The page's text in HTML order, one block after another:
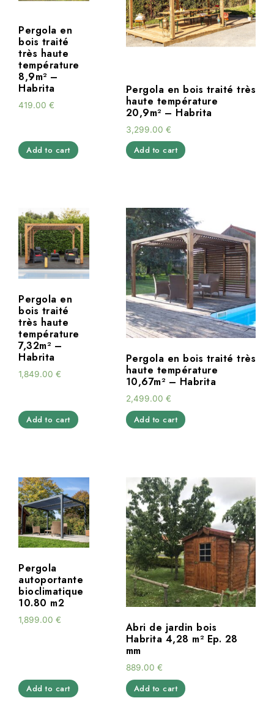
Pergola en
bois traité
très haute
température
8,9m² –
Habrita
419.00 €
Add to cart
Pergola en bois traité très
haute température
20,9m² – Habrita
3,299.00 €
Add to cart
Pergola en
bois traité
très haute
température
7,32m² –
Habrita
1,849.00 €
Add to cart
Pergola en bois traité très
haute température
10,67m² – Habrita
2,499.00 €
Add to cart
Pergola
autoportante
bioclimatique
10.80 m2
1,899.00 €
Add to cart
Abri de jardin bois
Habrita 4,28 m² Ep. 28
mm
889.00 €
Add to cart